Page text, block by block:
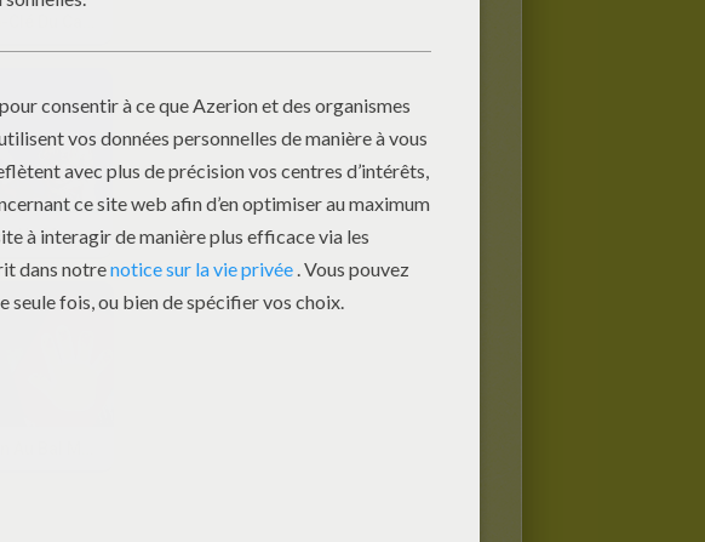
Fabriquer Un Masque En Papier Mâché